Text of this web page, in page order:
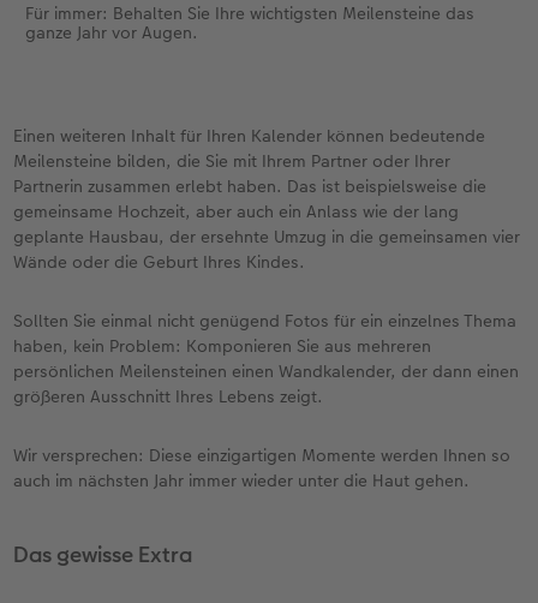
Für immer: Behalten Sie Ihre wichtigsten Meilensteine das
ganze Jahr vor Augen.
Einen weiteren Inhalt für Ihren Kalender können bedeutende
Meilensteine bilden, die Sie mit Ihrem Partner oder Ihrer
Partnerin zusammen erlebt haben. Das ist beispielsweise die
gemeinsame Hochzeit, aber auch ein Anlass wie der lang
geplante Hausbau, der ersehnte Umzug in die gemeinsamen vier
Wände oder die Geburt Ihres Kindes.
Sollten Sie einmal nicht genügend Fotos für ein einzelnes Thema
haben, kein Problem: Komponieren Sie aus mehreren
persönlichen Meilensteinen einen Wandkalender, der dann einen
größeren Ausschnitt Ihres Lebens zeigt.
Wir versprechen: Diese einzigartigen Momente werden Ihnen so
auch im nächsten Jahr immer wieder unter die Haut gehen.
Das gewisse Extra